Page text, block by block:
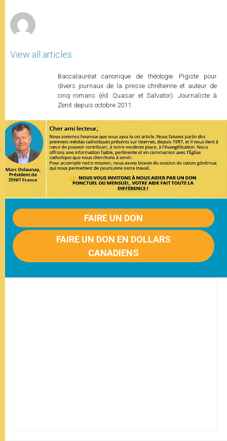
View all articles
Baccalauréat canonique de théologie. Pigiste pour
divers journaux de la presse chrétienne et auteur de
cinq romans (éd. Quasar et Salvator). Journaliste à
Zenit depuis octobre 2011.
FAIRE UN DON
FAIRE UN DON EN DOLLARS
CANADIENS